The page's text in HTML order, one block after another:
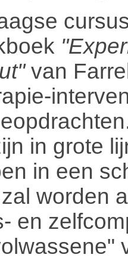
van
in grote
in een
worden
en